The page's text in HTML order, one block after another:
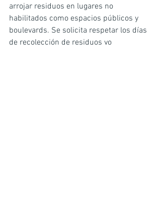
arrojar residuos en lugares no
habilitados como espacios públicos y
boulevards. Se solicita respetar los días
de recolección de residuos vo